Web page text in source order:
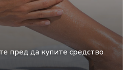
пред да купите средство